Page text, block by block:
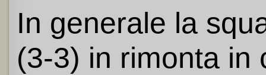
In generale la
(3-3) in rimonta in